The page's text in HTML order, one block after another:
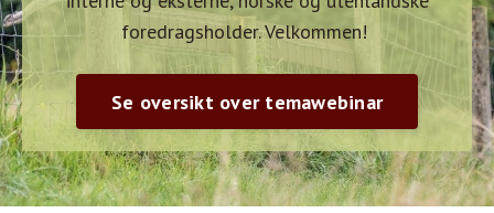
foredragsholder. Velkommen!
Se oversikt over temawebinar